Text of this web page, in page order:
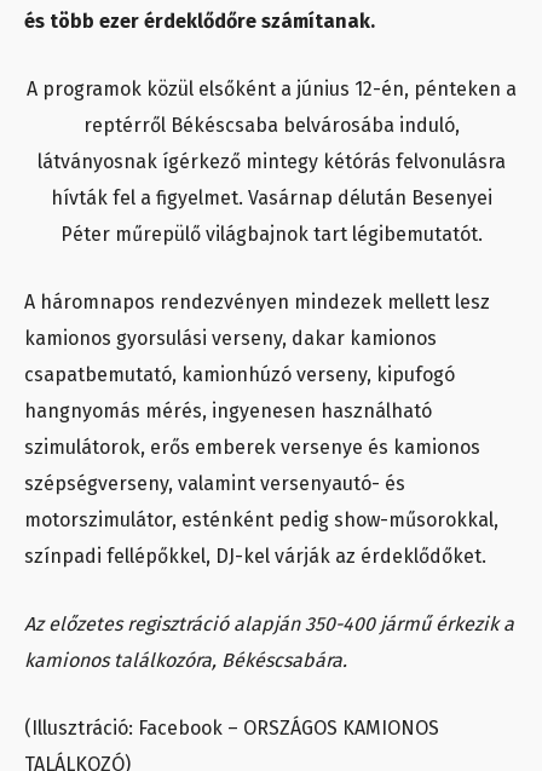
és több ezer érdeklődőre számítanak.
A programok közül elsőként a június 12-én, pénteken a
reptérről Békéscsaba belvárosába induló,
látványosnak ígérkező mintegy kétórás felvonulásra
hívták fel a figyelmet. Vasárnap délután Besenyei
Péter műrepülő világbajnok tart légibemutatót.
A háromnapos rendezvényen mindezek mellett lesz
kamionos gyorsulási verseny, dakar kamionos
csapatbemutató, kamionhúzó verseny, kipufogó
hangnyomás mérés, ingyenesen használható
szimulátorok, erős emberek versenye és kamionos
szépségverseny, valamint versenyautó- és
motorszimulátor, esténként pedig show-műsorokkal,
színpadi fellépőkkel, DJ-kel várják az érdeklődőket.
Az előzetes regisztráció alapján 350-400 jármű érkezik a
kamionos találkozóra, Békéscsabára.
(Illusztráció: Facebook – ORSZÁGOS KAMIONOS
TALÁLKOZÓ)